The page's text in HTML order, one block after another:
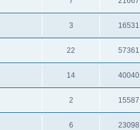
3 16531
22 57361
14 40040
2 15587
6 23098